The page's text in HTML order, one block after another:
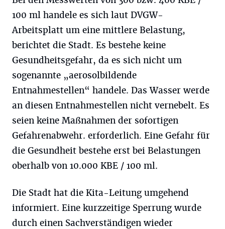
100 ml handele es sich laut DVGW-
Arbeitsplatt um eine mittlere Belastung,
berichtet die Stadt. Es bestehe keine
Gesundheitsgefahr, da es sich nicht um
sogenannte „aerosolbildende
Entnahmestellen“ handele. Das Wasser werde
an diesen Entnahmestellen nicht vernebelt. Es
seien keine Maßnahmen der sofortigen
Gefahrenabwehr. erforderlich. Eine Gefahr für
die Gesundheit bestehe erst bei Belastungen
oberhalb von 10.000 KBE / 100 ml.
Die Stadt hat die Kita-Leitung umgehend
informiert. Eine kurzzeitige Sperrung wurde
durch einen Sachverständigen wieder